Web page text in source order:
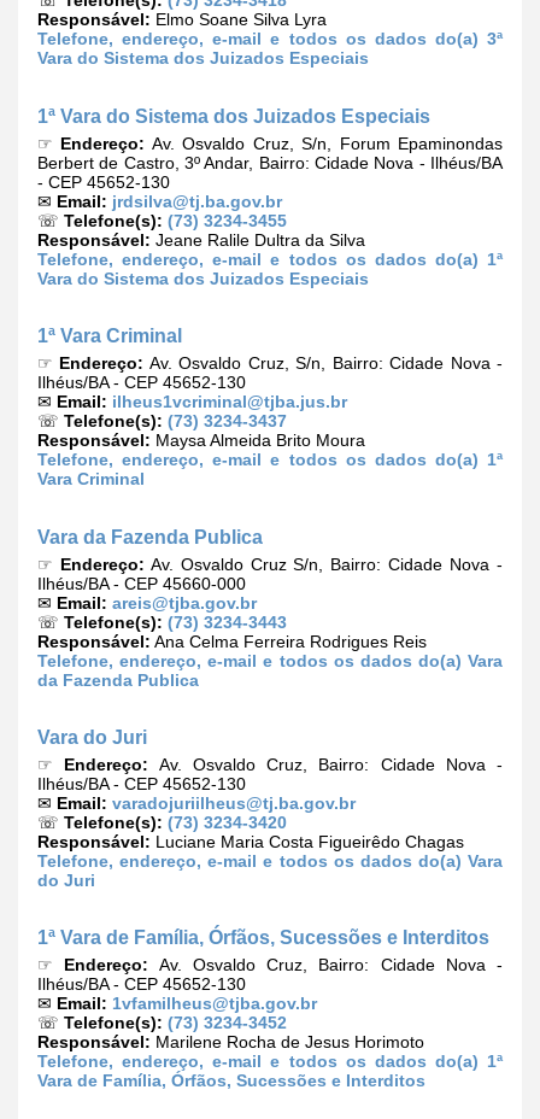
Responsável: Elmo Soane Silva Lyra
Telefone, endereço, e-mail e todos os dados do(a) 3ª
Vara do Sistema dos Juizados Especiais
1ª Vara do Sistema dos Juizados Especiais
☞ Endereço: Av. Osvaldo Cruz, S/n, Forum Epaminondas
Berbert de Castro, 3º Andar, Bairro: Cidade Nova - Ilhéus/BA
- CEP 45652-130
✉ Email: jrdsilva@tj.ba.gov.br
☏ Telefone(s): (73) 3234-3455
Responsável: Jeane Ralile Dultra da Silva
Telefone, endereço, e-mail e todos os dados do(a) 1ª
Vara do Sistema dos Juizados Especiais
1ª Vara Criminal
☞ Endereço: Av. Osvaldo Cruz, S/n, Bairro: Cidade Nova -
Ilhéus/BA - CEP 45652-130
✉ Email: ilheus1vcriminal@tjba.jus.br
☏ Telefone(s): (73) 3234-3437
Responsável: Maysa Almeida Brito Moura
Telefone, endereço, e-mail e todos os dados do(a) 1ª
Vara Criminal
Vara da Fazenda Publica
☞ Endereço: Av. Osvaldo Cruz S/n, Bairro: Cidade Nova -
Ilhéus/BA - CEP 45660-000
✉ Email: areis@tjba.gov.br
☏ Telefone(s): (73) 3234-3443
Responsável: Ana Celma Ferreira Rodrigues Reis
Telefone, endereço, e-mail e todos os dados do(a) Vara
da Fazenda Publica
Vara do Juri
☞ Endereço: Av. Osvaldo Cruz, Bairro: Cidade Nova -
Ilhéus/BA - CEP 45652-130
✉ Email: varadojuriilheus@tj.ba.gov.br
☏ Telefone(s): (73) 3234-3420
Responsável: Luciane Maria Costa Figueirêdo Chagas
Telefone, endereço, e-mail e todos os dados do(a) Vara
do Juri
1ª Vara de Família, Órfãos, Sucessões e Interditos
☞ Endereço: Av. Osvaldo Cruz, Bairro: Cidade Nova -
Ilhéus/BA - CEP 45652-130
✉ Email: 1vfamilheus@tjba.gov.br
☏ Telefone(s): (73) 3234-3452
Responsável: Marilene Rocha de Jesus Horimoto
Telefone, endereço, e-mail e todos os dados do(a) 1ª
Vara de Família, Órfãos, Sucessões e Interditos